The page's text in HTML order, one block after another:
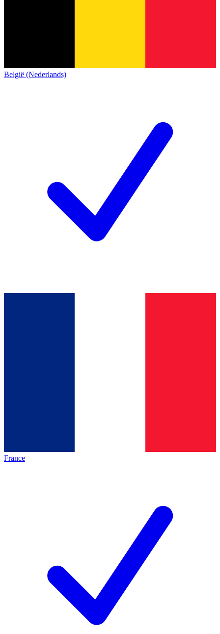
België (Nederlands)
France